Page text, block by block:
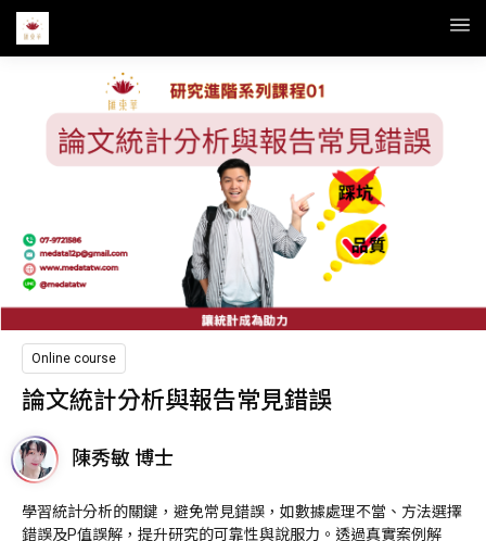
Online course
論文統計分析與報告常見錯誤
陳秀敏 博士
學習統計分析的關鍵，避免常見錯誤，如數據處理不當、方法選擇
錯誤及P值誤解，提升研究的可靠性與說服力。透過真實案例解